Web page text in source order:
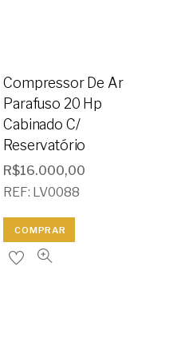
Compressor De Ar
Parafuso 20 Hp
Cabinado C/
Reservatório
R$16.000,00
REF: LV0088
COMPRAR